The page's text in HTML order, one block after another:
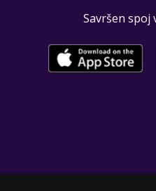
Savršen spoj